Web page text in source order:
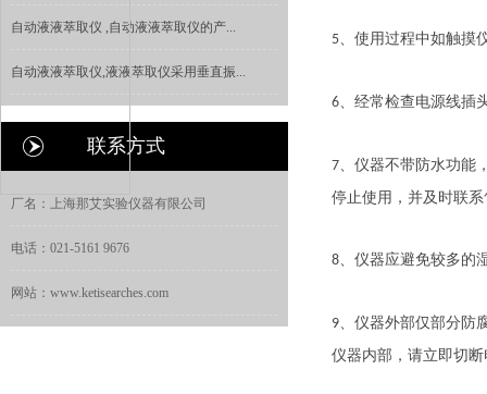
自动液液萃取仪 ,自动液液萃取仪的产...
自动液液萃取仪,液液萃取仪采用垂直振...
联系方式
厂名：上海那艾实验仪器有限公司
电话：021-5161 9676
网站：www.ketisearches.com
5、使用过程中如触摸
6、经常检查电源线插
7、仪器不带防水功能
停止使用，并及时联
8、仪器应避免较多的
9、仪器外部仅部分防
仪器内部，请立即切